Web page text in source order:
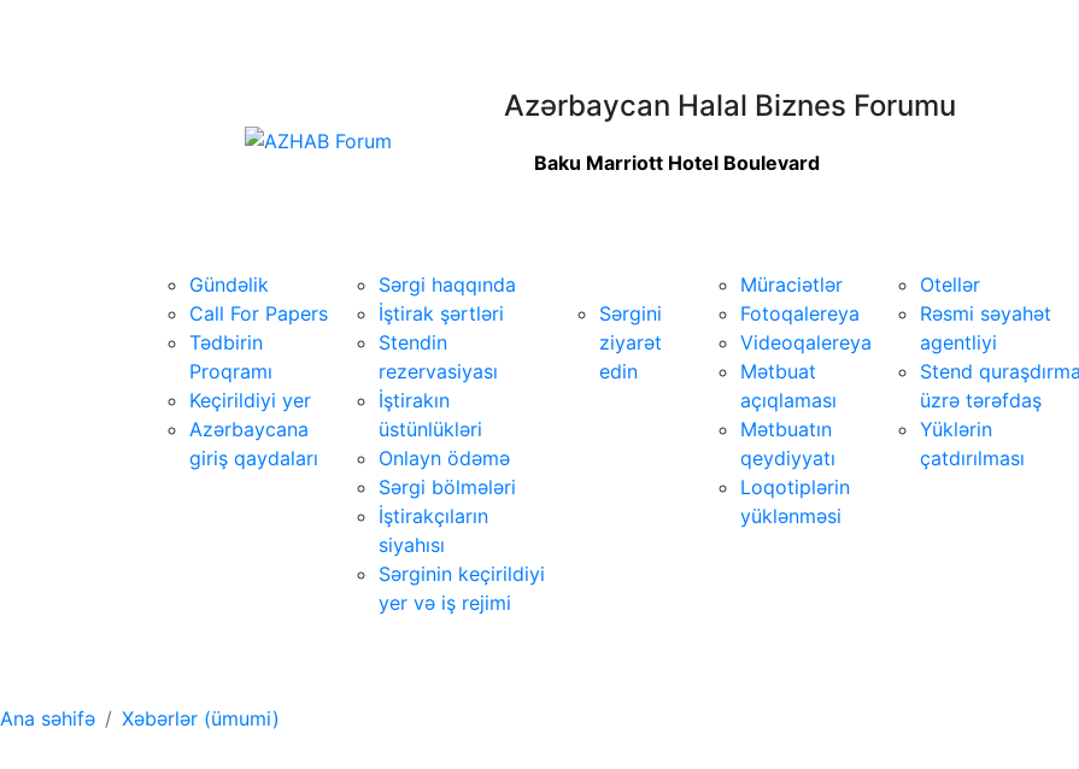
Azərbaycan Halal Biznes Forumu
Baku Marriott Hotel Boulevard
Gündəlik
Call For Papers
Tədbirin
Proqramı
Keçirildiyi yer
Azərbaycana
giriş qaydaları
Sərgi haqqında
İştirak şərtləri
Stendin
rezervasiyası
İştirakın
üstünlükləri
Onlayn ödəmə
Sərgi bölmələri
İştirakçıların
siyahısı
Sərginin keçirildiyi
yer və iş rejimi
Sərgini
ziyarət
edin
Müraciətlər
Fotoqalereya
Videoqalereya
Mətbuat
açıqlaması
Mətbuatın
qeydiyyatı
Loqotiplərin
yüklənməsi
Otellər
Rəsmi səyahət
agentliyi
Stend quraşdırma
üzrə tərəfdaş
Yüklərin
çatdırılması
Ana səhifə Xəbərlər (ümumi)